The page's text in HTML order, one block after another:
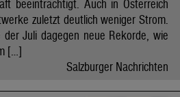
beeinträchtigt. Auch in Österreich
zuletzt deutlich weniger Strom.
Juli dagegen neue Rekorde, wie
[…]
Salzburger Nachrichten